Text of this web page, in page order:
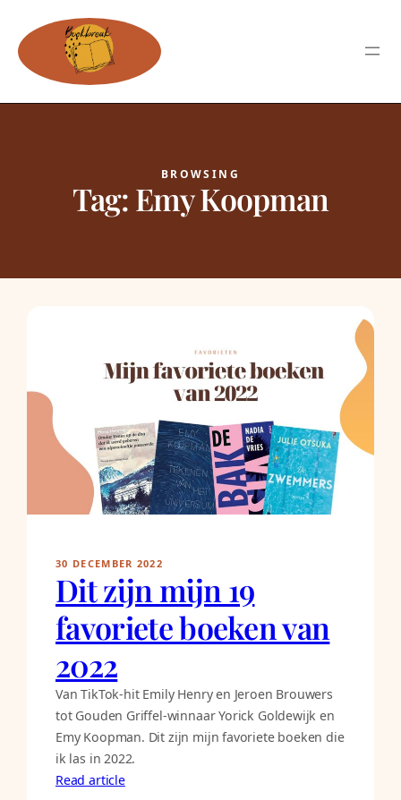
BROWSING
Tag:Emy Koopman
30 DECEMBER 2022
Dit zijn mijn 19
favoriete boeken van
2022
Van TikTok-hit Emily Henry en Jeroen Brouwers
tot Gouden Griffel-winnaar Yorick Goldewijk en
Emy Koopman. Dit zijn mijn favoriete boeken die
ik las in 2022.
Read article